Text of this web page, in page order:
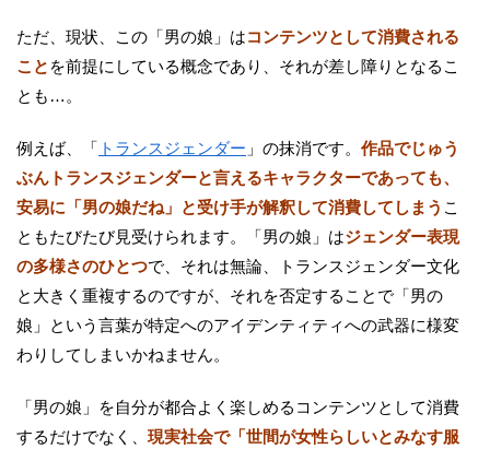
ただ、現状、この「男の娘」はコンテンツとして消費される
こと を前提にしている概念であり、それが差し障りとなるこ
とも…。
例えば、「 トランスジェンダー 」の抹消です。 作品でじゅう
ぶんトランスジェンダーと言えるキャラクターであっても、
安易に「男の娘だね」と受け手が解釈して消費してしまう こ
ともたびたび見受けられます。「男の娘」はジェンダー表現
の多様さのひとつで、それは無論、トランスジェンダー文化
と大きく重複するのですが、それを否定することで「男の
娘」という言葉が特定へのアイデンティティへの武器に様変
わりしてしまいかねません。
「男の娘」を自分が都合よく楽しめるコンテンツとして消費
するだけでなく、 現実社会で「世間が女性らしいとみなす服